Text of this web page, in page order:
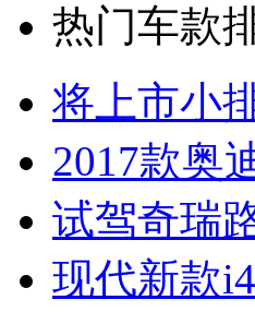
热门车款
将上市小
2017款奥
试驾奇瑞
现代新款